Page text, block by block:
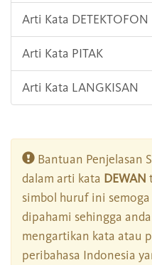
Arti Kata DETEKTOFON
Arti Kata PITAK
Arti Kata LANGKISAN
Bantuan Penjelasan
dalam arti kata DEWAN
simbol huruf ini
dipahami sehingga
mengartikan kata atau
peribahasa Indonesia